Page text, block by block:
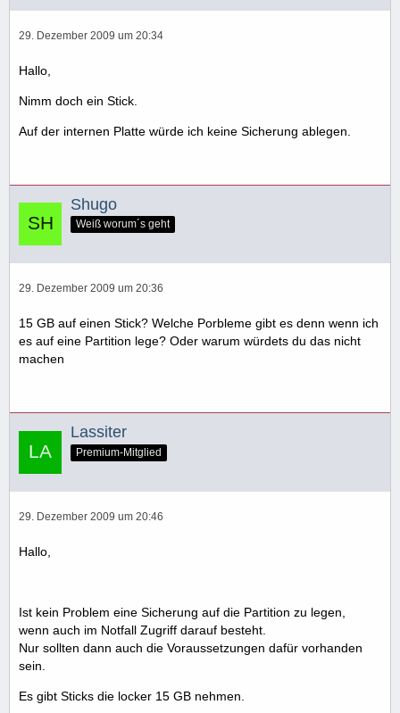
29. Dezember 2009 um 20:34
Hallo,
Nimm doch ein Stick.
Auf der internen Platte würde ich keine Sicherung ablegen.
Shugo
Weiß worum´s geht
29. Dezember 2009 um 20:36
15 GB auf einen Stick? Welche Porbleme gibt es denn wenn ich
es auf eine Partition lege? Oder warum würdets du das nicht
machen
Lassiter
Premium-Mitglied
29. Dezember 2009 um 20:46
Hallo,
Ist kein Problem eine Sicherung auf die Partition zu legen,
wenn auch im Notfall Zugriff darauf besteht.
Nur sollten dann auch die Voraussetzungen dafür vorhanden
sein.
Es gibt Sticks die locker 15 GB nehmen.